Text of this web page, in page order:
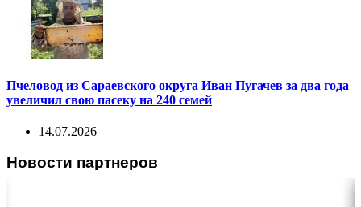
Пчеловод из Сараевского округа Иван Пугачев за два года
увеличил свою пасеку на 240 семей
14.07.2026
Новости партнеров